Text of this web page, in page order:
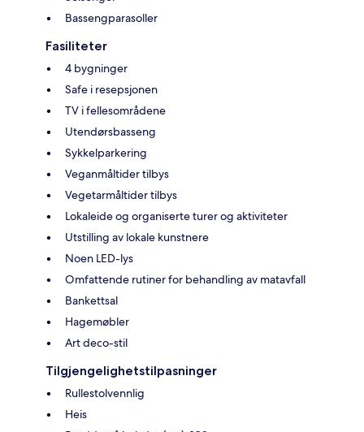
Bassengparasoller
Fasiliteter
4 bygninger
Safe i resepsjonen
TV i fellesområdene
Utendørsbasseng
Sykkelparkering
Veganmåltider tilbys
Vegetarmåltider tilbys
Lokaleide og organiserte turer og aktiviteter
Utstilling av lokale kunstnere
Noen LED-lys
Omfattende rutiner for behandling av matavfall
Bankettsal
Hagemøbler
Art deco-stil
Tilgjengelighetstilpasninger
Rullestolvennlig
Heis